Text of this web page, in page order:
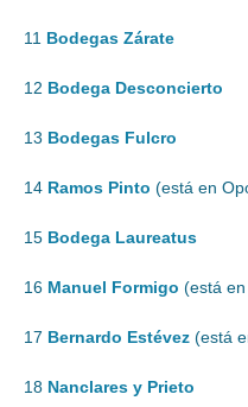
11 Bodegas Zárate
12 Bodega Desconcierto
13 Bodegas Fulcro
14 Ramos Pinto (está en
15 Bodega Laureatus
16 Manuel Formigo (está
17 Bernardo Estévez (está
18 Nanclares y Prieto